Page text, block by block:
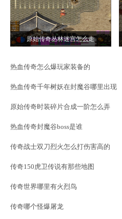
原始传奇丛林迷宫怎么走
热血传奇怎么爆玩家装备的
热血传奇千年树妖在封魔谷哪里出现
原始传奇时装碎片合成一阶怎么弄
热血传奇封魔谷boss是谁
传奇战士双刀烈火怎么打伤害高的
传奇150虎卫传说有那些地图
传奇世界哪里有火烈鸟
传奇哪个怪爆屠龙